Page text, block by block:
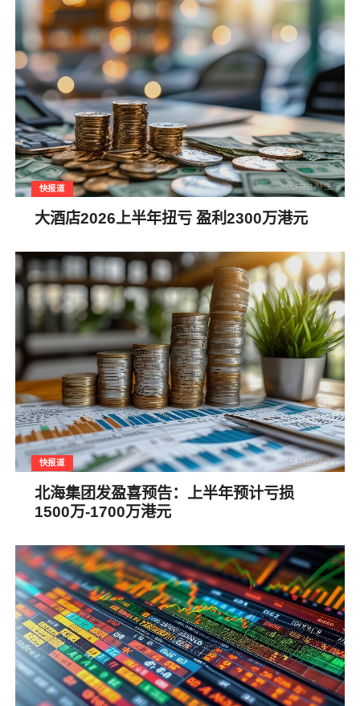
快报道
大酒店2026上半年扭亏 盈利2300万港元
快报道
北海集团发盈喜预告：上半年预计亏损
1500万-1700万港元